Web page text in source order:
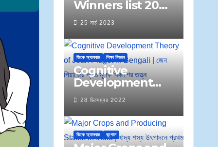
Winners list 2023
in Bengali | ২০২৩
সালে পদ্ম পুরস্কার বিজয়ীদের
তালিকা
25 মার্চ 2023
জিকে অ্যালবাম শিক্ষা বিজ্ঞান
Cognitive
Development
Theory of Jean
Piaget in Bengali
| জেন পিয়াজেঁর প্রজ্ঞামূলক
বিকাশের তত্ত্ব
28 ডিসেম্বর 2022
জিকে অ্যালবাম ভূগোল